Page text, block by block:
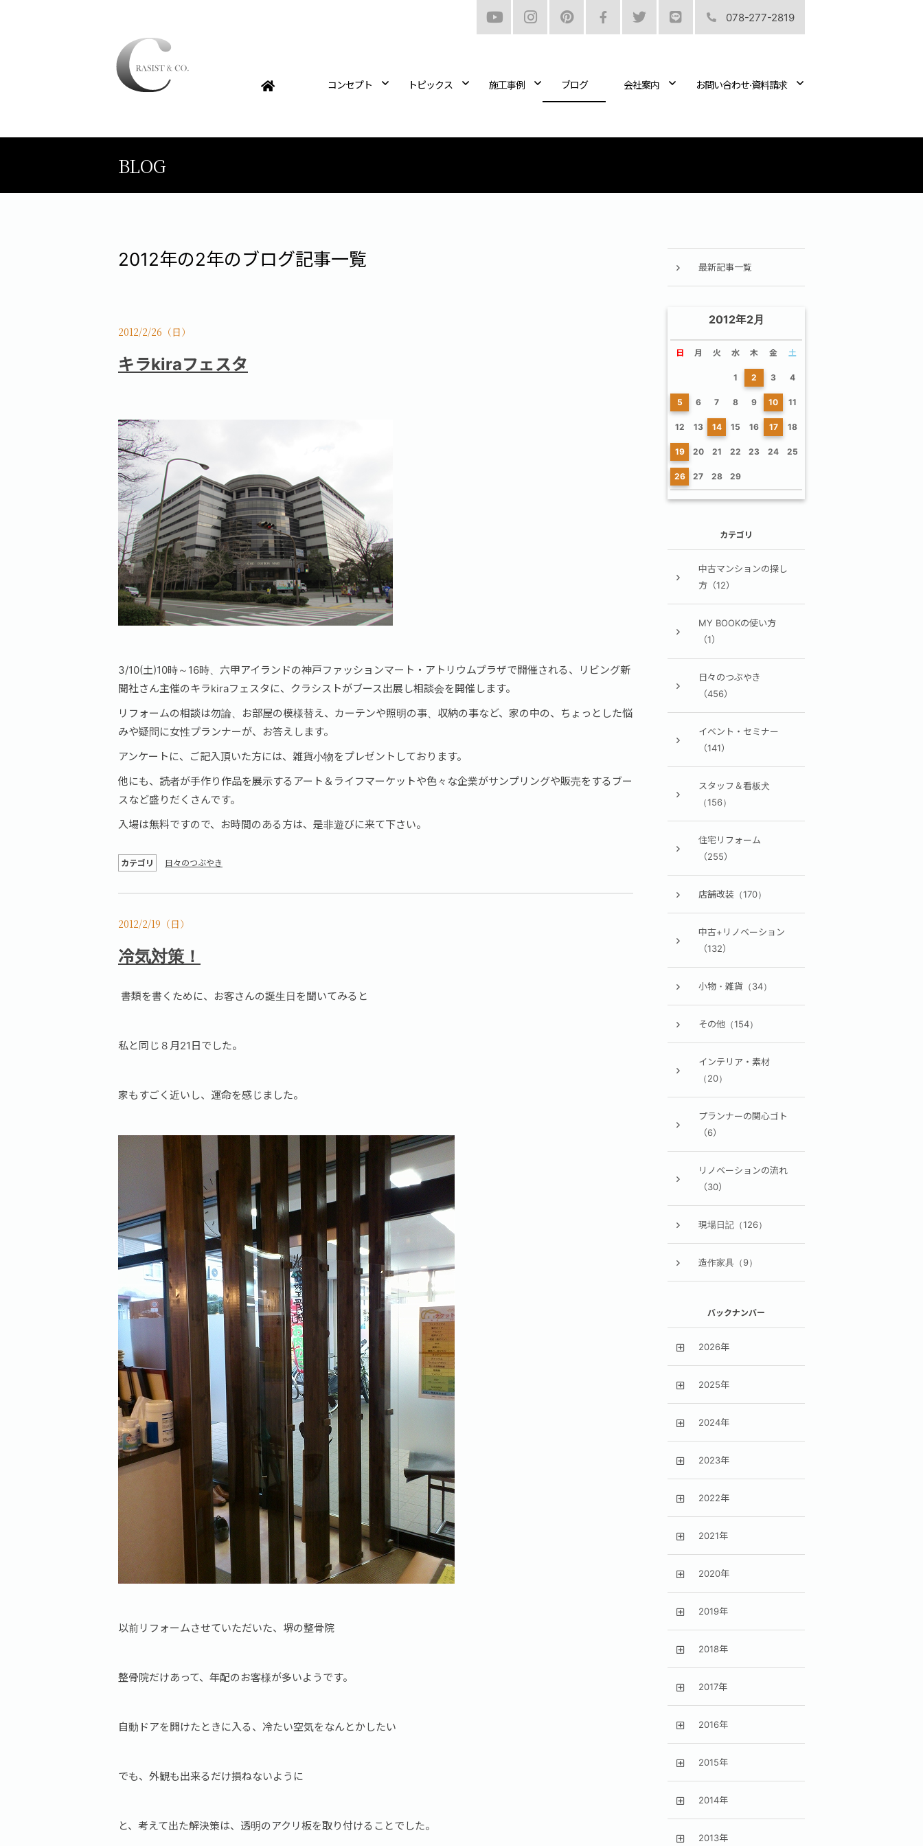
078-277-2819
コンセプト トピックス 施工事例 ブログ 会社案内 お問い合わせ·資料請求
BLOG
2012年の2年のブログ記事一覧
2012/2/26（日）
キラkiraフェスタ
3/10(土)10時～16時、六甲アイランドの神戸ファッションマート・アトリウムプラザで開催される、リビング新
聞社さん主催のキラkiraフェスタに、クラシストがブース出展し相談会を開催します。
リフォームの相談は勿論、お部屋の模様替え、カーテンや照明の事、収納の事など、家の中の、ちょっとした悩
みや疑問に女性プランナーが、お答えします。
アンケートに、ご記入頂いた方には、雑貨小物をプレゼントしております。
他にも、読者が手作り作品を展示するアート＆ライフマーケットや色々な企業がサンプリングや販売をするブー
スなど盛りだくさんです。
入場は無料ですので、お時間のある方は、是非遊びに来て下さい。
カテゴリ 日々のつぶやき
2012/2/19（日）
冷気対策！
書類を書くために、お客さんの誕生日を聞いてみると
私と同じ８月21日でした。
家もすごく近いし、運命を感じました。
以前リフォームさせていただいた、堺の整骨院
整骨院だけあって、年配のお客様が多いようです。
自動ドアを開けたときに入る、冷たい空気をなんとかしたい
でも、外観も出来るだけ損ねないように
と、考えて出た解決策は、透明のアクリ板を取り付けることでした。
最新記事一覧
2012年2月
日 月 火 水 木 金 土
1 2 3 4
5 6 7 8 9 10 11
12 13 14 15 16 17 18
19 20 21 22 23 24 25
26 27 28 29
カテゴリ
中古マンションの探し
方（12）
MY BOOKの使い方
（1）
日々のつぶやき
（456）
イベント・セミナー
（141）
スタッフ＆看板犬
（156）
住宅リフォーム
（255）
店舗改装（170）
中古+リノベーション
（132）
小物・雑貨（34）
その他（154）
インテリア・素材
（20）
プランナーの関心ゴト
（6）
リノベーションの流れ
（30）
現場日記（126）
造作家具（9）
バックナンバー
2026年
2025年
2024年
2023年
2022年
2021年
2020年
2019年
2018年
2017年
2016年
2015年
2014年
2013年